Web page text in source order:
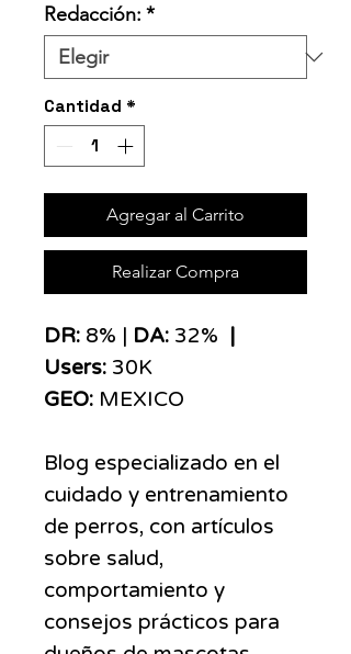
Redacción: *
Cantidad *
Agregar al Carrito
Realizar Compra
​​​DR: 8% | DA: 32%
Users: 30K
GEO: MEXICO
Blog especializado en el
cuidado y entrenamiento
de perros, con artículos
sobre salud,
comportamiento y
consejos prácticos para